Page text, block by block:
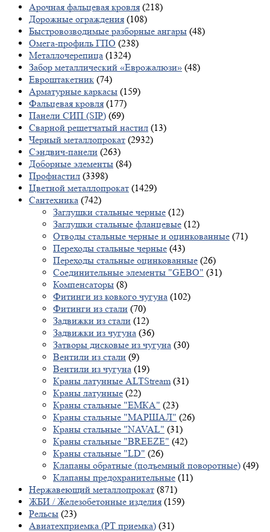
Арочная фальцевая кровля (218)
Дорожные ограждения (108)
Быстровозводимые разборные ангары (48)
Омега-профиль ГПО (238)
Металлочерепица (1324)
Забор металлический «Еврожалюзи» (48)
Евроштакетник (74)
Арматурные каркасы (159)
Фальцевая кровля (177)
Панели СИП (SIP) (69)
Сварной решетчатый настил (13)
Черный металлопрокат (2932)
Сэндвич-панели (263)
Доборные элементы (84)
Профнастил (3398)
Цветной металлопрокат (1429)
Сантехника (742)
Заглушки стальные черные (12)
Заглушки стальные фланцевые (12)
Отводы стальные черные и оцинкованные (71)
Переходы стальные черные (43)
Переходы стальные оцинкованные (26)
Соединительные элементы "GEBO" (31)
Компенсаторы (8)
Фитинги из ковкого чугуна (102)
Фитинги из стали (70)
Задвижки из стали (12)
Задвижки из чугуна (36)
Затворы дисковые из чугуна (30)
Вентили из стали (9)
Вентили из чугуна (19)
Краны латунные ALTStream (31)
Краны латунные (22)
Краны стальные "ЕМКА" (23)
Краны стальные "МАРШАЛ" (26)
Краны стальные "NAVAL" (31)
Краны стальные "BREEZE" (42)
Краны стальные "LD" (26)
Клапаны обратные (подъемный поворотные) (49)
Клапаны предохранительные (11)
Нержавеющий металлопрокат (871)
ЖБИ / Железобетонные изделия (159)
Рельсы (23)
Авиатехприемка (РТ приемка) (31)